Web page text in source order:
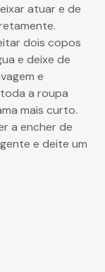
atuar e de
dois copos
e deixe de
e
a roupa
mais curto.
a encher de
e deite um